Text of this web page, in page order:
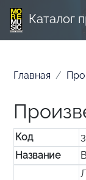
Каталог
Главная
Код
Название